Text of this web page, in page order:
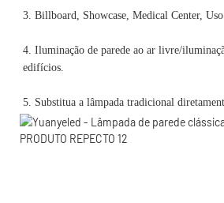
4. Iluminação de parede ao ar livre/